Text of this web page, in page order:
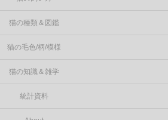
猫の種類＆図鑑
猫の毛色/柄/模様
猫の知識＆雑学
統計資料